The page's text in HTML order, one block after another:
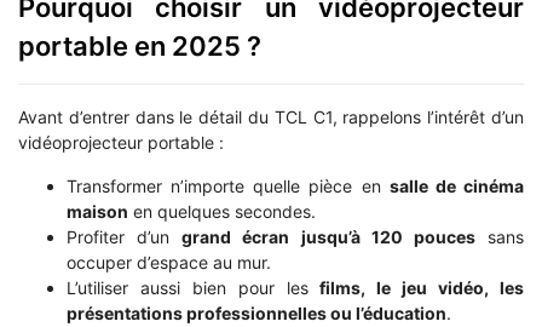
Pourquoi choisir un vidéoprojecteur
portable en 2025 ?
Avant d’entrer dans le détail du TCL C1, rappelons l’intérêt d’un
vidéoprojecteur portable :
Transformer n’importe quelle pièce en salle de cinéma
maison en quelques secondes.
Profiter d’ungrand écran jusqu’à 120 poucessans
occuper d’espace au mur.
L’utiliser aussi bien pour lesfilms, le jeu vidéo, les
présentations professionnelles ou l’éducation.